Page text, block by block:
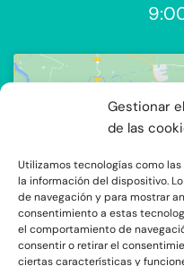
Gestionar
de las
Utilizamos tecnologías como
la información del dispositivo.
de navegación y para mostrar
consentimiento a estas
el comportamiento de
consentir o retirar el
ciertas características y
Haz clic
marketing y